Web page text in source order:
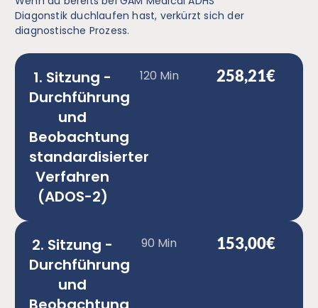
Diagonstik duchlaufen hast, verkürzt sich der
diagnostische Prozess.
1. Sitzung -
Durchführung
und
Beobachtung
standardisierter
Verfahren
(ADOS-2)
120 Min 258,21€
2. Sitzung -
Durchführung
und
90 Min 153,00€